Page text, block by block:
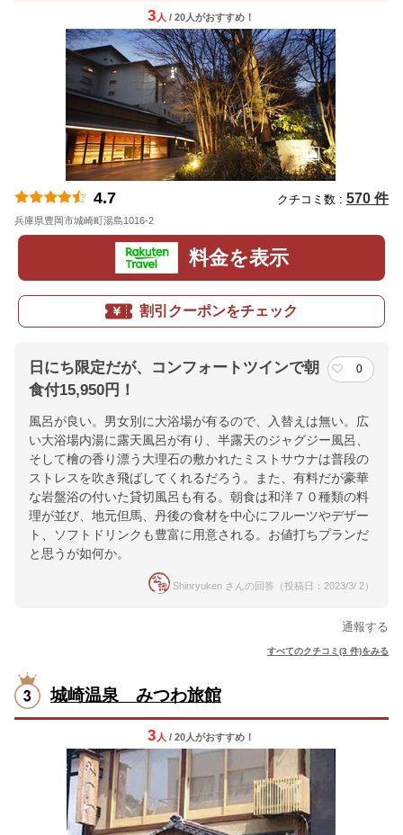
3 人 / 20人がおすすめ！
4.7 クチコミ数 : 570 件
兵庫県豊岡市城崎町湯島1016-2
料金を表示
割引クーポンをチェック
日にち限定だが、コンフォートツインで朝
食付15,950円！
0
風呂が良い。男女別に大浴場が有るので、入替えは無い。広
い大浴場内湯に露天風呂が有り、半露天のジャグジー風呂、
そして檜の香り漂う大理石の敷かれたミストサウナは普段の
ストレスを吹き飛ばしてくれるだろう。また、有料だが豪華
な岩盤浴の付いた貸切風呂も有る。朝食は和洋７０種類の料
理が並び、地元但馬、丹後の食材を中心にフルーツやデザー
ト、ソフトドリンクも豊富に用意される。お値打ちプランだ
と思うが如何か。
Shinryuken さんの回答（投稿日：2023/3/ 2）
通報する
すべてのクチコミ(3 件)をみる
城崎温泉 みつわ旅館
3 人 / 20人がおすすめ！